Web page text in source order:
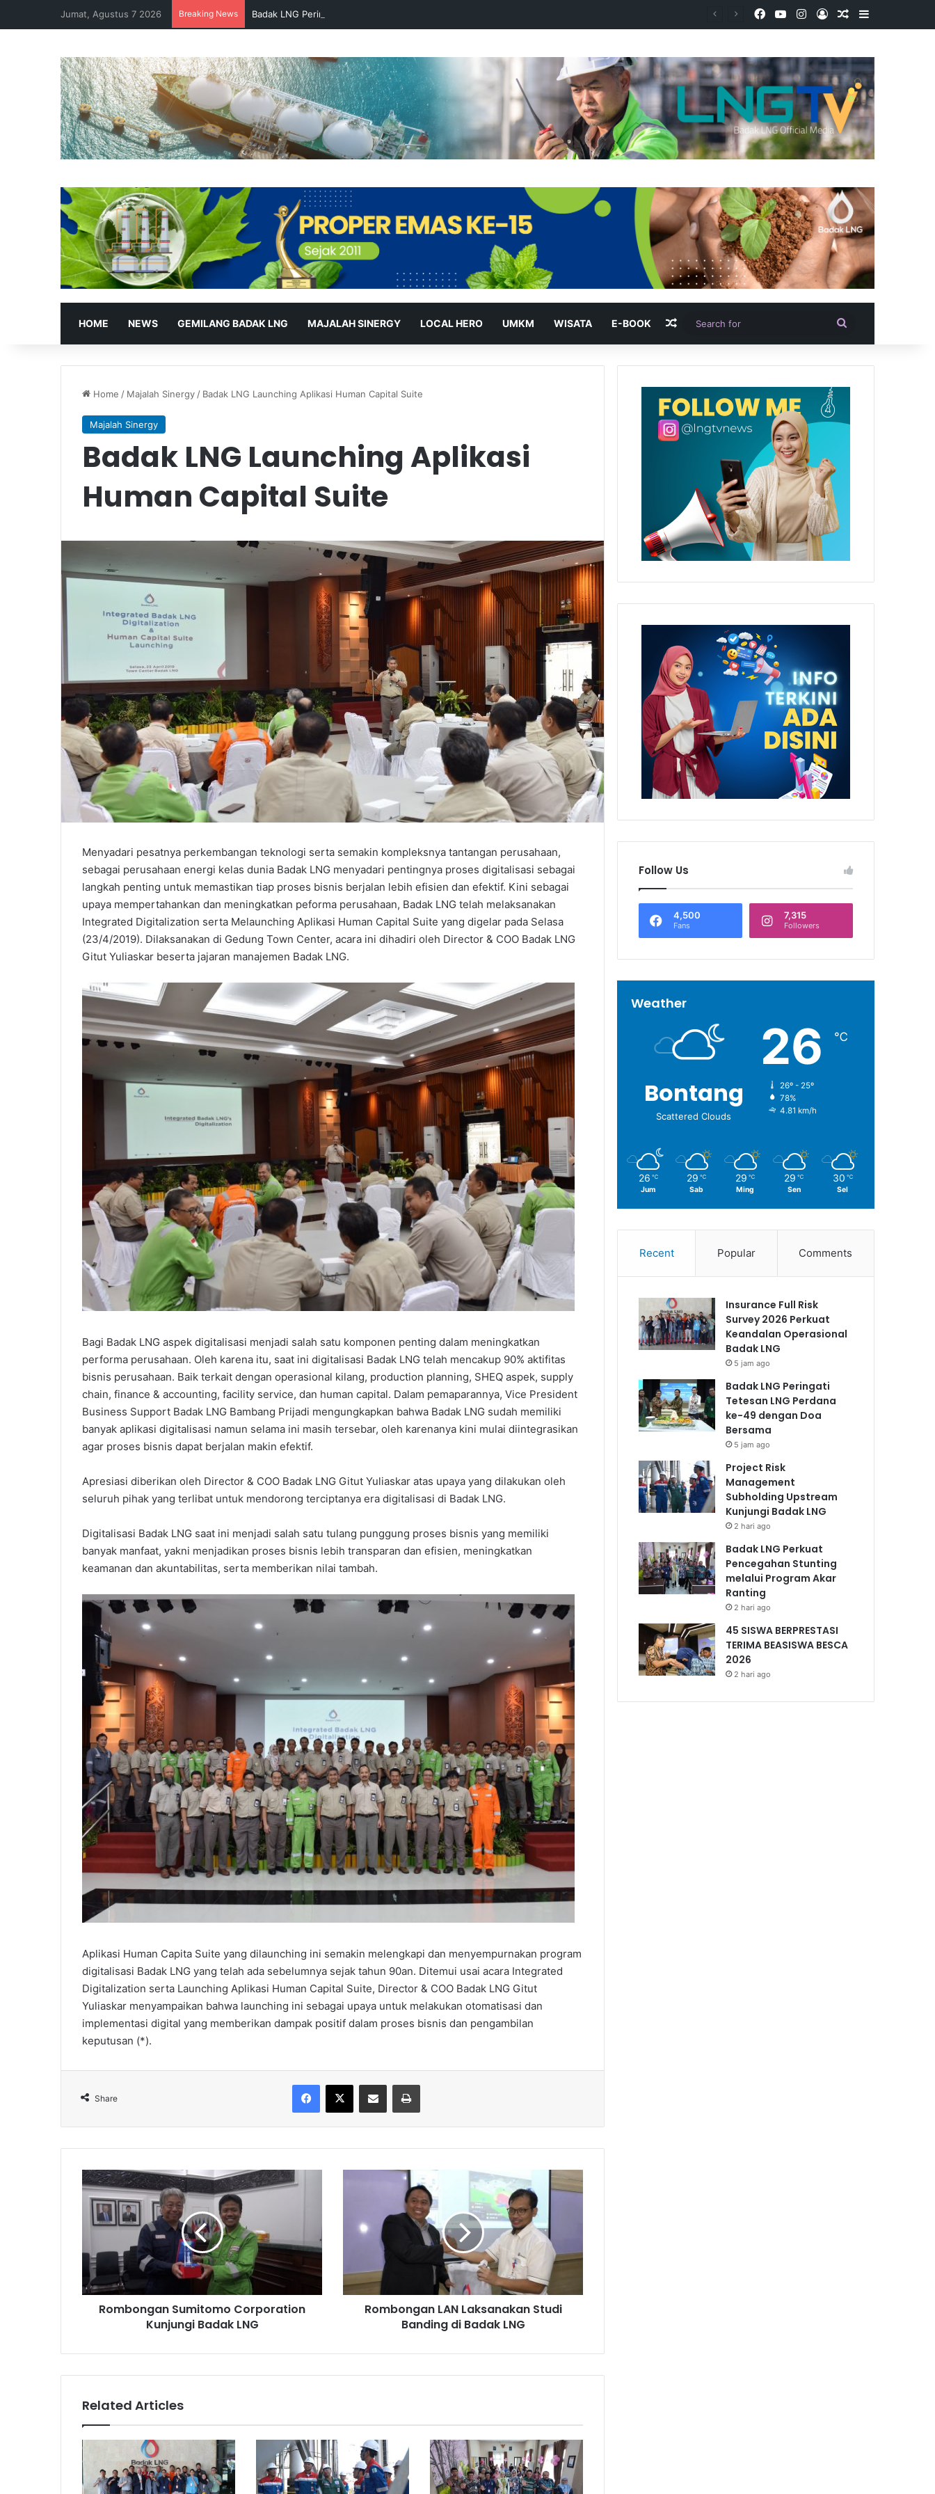
Jumat, Agustus 7 2026 Breaking News Badak LNG Peringati Tetesan LNG Perdana ke-49 dengan Doa Bersama Facebook
YouTubeInstagram
Log InRandom Article
Sidebar
HOME NEWS GEMILANG BADAK LNG MAJALAH SINERGY LOCAL HERO UMKM WISATA E-BOOK Random Article
for
Home / Majalah Sinergy/ Badak LNG Launching Aplikasi Human Capital Suite
Majalah Sinergy
Badak LNG Launching Aplikasi
Human Capital Suite
Menyadari pesatnya perkembangan teknologi serta semakin kompleksnya tantangan perusahaan,
sebagai perusahaan energi kelas dunia Badak LNG menyadari pentingnya proses digitalisasi sebagai
langkah penting untuk memastikan tiap proses bisnis berjalan lebih efisien dan efektif. Kini sebagai
upaya mempertahankan dan meningkatkan peforma perusahaan, Badak LNG telah melaksanakan
Integrated Digitalization serta Melaunching Aplikasi Human Capital Suite yang digelar pada Selasa
(23/4/2019). Dilaksanakan di Gedung Town Center, acara ini dihadiri oleh Director & COO Badak LNG
Gitut Yuliaskar beserta jajaran manajemen Badak LNG.
Bagi Badak LNG aspek digitalisasi menjadi salah satu komponen penting dalam meningkatkan
performa perusahaan. Oleh karena itu, saat ini digitalisasi Badak LNG telah mencakup 90% aktifitas
bisnis perusahaan. Baik terkait dengan operasional kilang, production planning, SHEQ aspek, supply
chain, finance & accounting, facility service, dan human capital. Dalam pemaparannya, Vice President
Business Support Badak LNG Bambang Prijadi mengungkapkan bahwa Badak LNG sudah memiliki
banyak aplikasi digitalisasi namun selama ini masih tersebar, oleh karenanya kini mulai diintegrasikan
agar proses bisnis dapat berjalan makin efektif.
Apresiasi diberikan oleh Director & COO Badak LNG Gitut Yuliaskar atas upaya yang dilakukan oleh
seluruh pihak yang terlibat untuk mendorong terciptanya era digitalisasi di Badak LNG.
Digitalisasi Badak LNG saat ini menjadi salah satu tulang punggung proses bisnis yang memiliki
banyak manfaat, yakni menjadikan proses bisnis lebih transparan dan efisien, meningkatkan
keamanan dan akuntabilitas, serta memberikan nilai tambah.
Aplikasi Human Capita Suite yang dilaunching ini semakin melengkapi dan menyempurnakan program
digitalisasi Badak LNG yang telah ada sebelumnya sejak tahun 90an. Ditemui usai acara Integrated
Digitalization serta Launching Aplikasi Human Capital Suite, Director & COO Badak LNG Gitut
Yuliaskar menyampaikan bahwa launching ini sebagai upaya untuk melakukan otomatisasi dan
implementasi digital yang memberikan dampak positif dalam proses bisnis dan pengambilan
keputusan (*).
Share
Facebook
X Share via Email Print
Rombongan
Sumitomo
Corporation
Kunjungi
LNG
Rombongan Sumitomo Corporation
Kunjungi Badak LNG
Studi
Banding
LNG
Rombongan LAN Laksanakan Studi
Banding di Badak LNG
Related Articles
Follow Us
4,500
Fans
7,315
Followers
Weather
Bontang
Scattered Clouds
26 ℃
26º - 25º
78%
4.81 km/h
26 ℃
Jum
29 ℃
Sab
29 ℃
Ming
29 ℃
Sen
30 ℃
Sel
Recent Popular Comments
Insurance Full Risk
Survey 2026 Perkuat
Keandalan Operasional
Badak LNG
5 jam ago
Badak LNG Peringati
Tetesan LNG Perdana
ke-49 dengan Doa
Bersama
5 jam ago
Project Risk
Management
Subholding Upstream
Kunjungi Badak LNG
2 hari ago
Badak LNG Perkuat
Pencegahan Stunting
melalui Program Akar
Ranting
2 hari ago
45 SISWA BERPRESTASI
TERIMA BEASISWA BESCA
2026
2 hari ago